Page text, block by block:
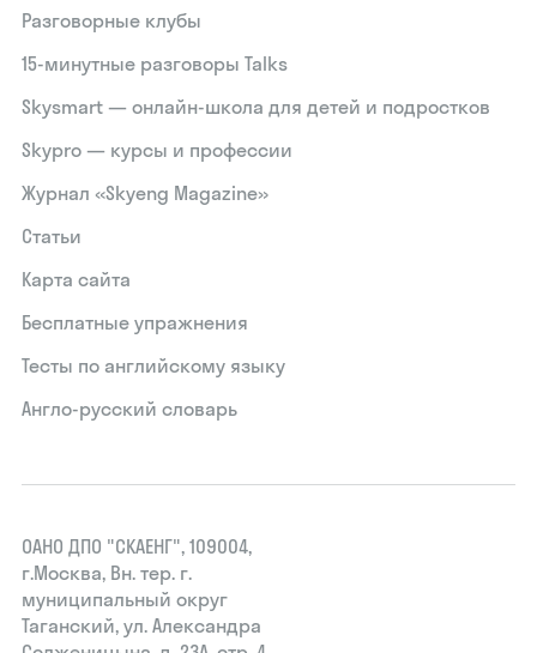
Разговорные клубы
15‑минутные разговоры Talks
Skysmart — онлайн-школа для детей и подростков
Skypro — курсы и профессии
Журнал «Skyeng Magazine»
Статьи
Карта сайта
Бесплатные упражнения
Тесты по английскому языку
Англо-русский словарь
ОАНО ДПО "СКАЕНГ", 109004,
г.Москва, Вн. тер. г.
муниципальный округ
Таганский, ул. Александра